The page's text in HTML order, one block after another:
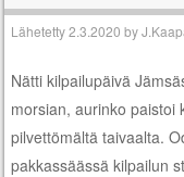
Lähetetty2.3.2020 by
Nätti kilpailupäivä
morsian, aurinko paistoi
pilvettömältä taivaalta.
pakkassäässä kilpailun